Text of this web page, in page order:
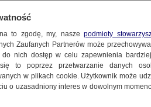
to zgodę, my, naszepodmioty
Zaufanych Partnerów może
nich dostęp w celu zapewnienia
to poprzez przetwarzanie danych
w plikach cookie. Użytkownik może
o uzasadniony interes w dowolnym